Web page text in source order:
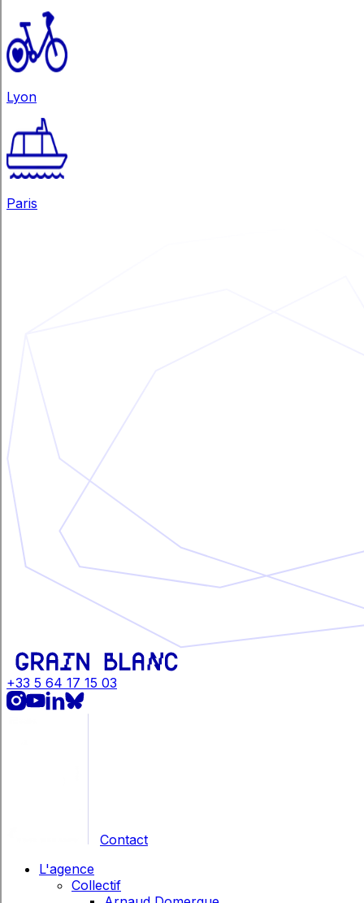
Lyon
Paris
+33 5 64 17 15 03
Contact
L'agence
Collectif